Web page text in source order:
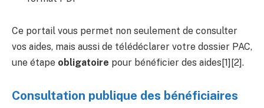
Ce portail vous permet non seulement de consulter
vos aides, mais aussi de télédéclarer votre dossier PAC,
une étape obligatoire pour bénéficier des aides[1][2].
Consultation publique des bénéficiaires